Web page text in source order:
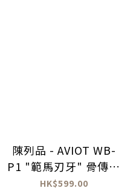
陳列品 - AVIOT WB-
P1 "範馬刃牙" 骨傳導
耳機
HK$599.00